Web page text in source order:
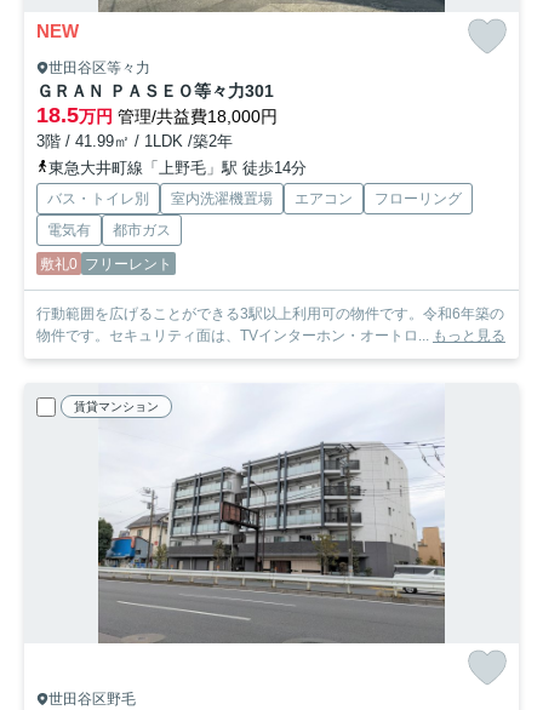
NEW
世田谷区等々力
ＧＲＡＮ ＰＡＳＥＯ等々力301
18.5万円 管理/共益費18,000円
3階 / 41.99㎡ / 1LDK /築2年
東急大井町線「上野毛」駅 徒歩14分
バス・トイレ別 室内洗濯機置場 エアコン
フローリング
電気有
都市ガス
敷礼0 フリーレント
行動範囲を広げることができる3駅以上利用可の物件です。令和6年築の
物件です。セキュリティ面は、TVインターホン・オートロ... もっと見る
賃貸マンション
世田谷区野毛